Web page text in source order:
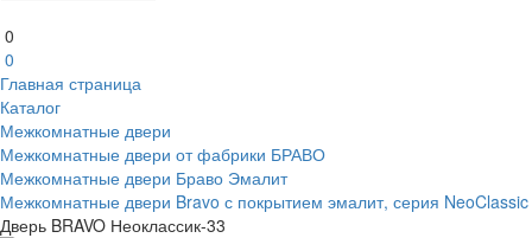
0
0
Главная страница
Каталог
Межкомнатные двери
Межкомнатные двери от фабрики БРАВО
Межкомнатные двери Браво Эмалит
Межкомнатные двери Bravo с покрытием эмалит, серия NeoClassic
Дверь BRAVO Неоклассик-33